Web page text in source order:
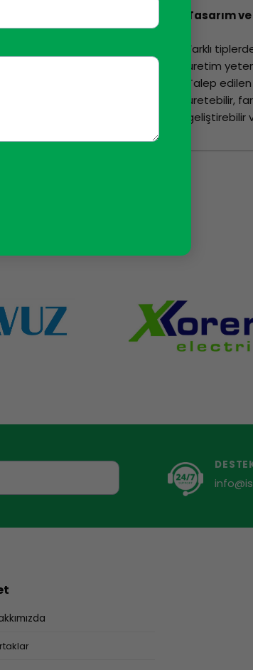
ve montaj
Tasarım
Farklı
üretim
Talep
üretebilir,
geliştirebilir